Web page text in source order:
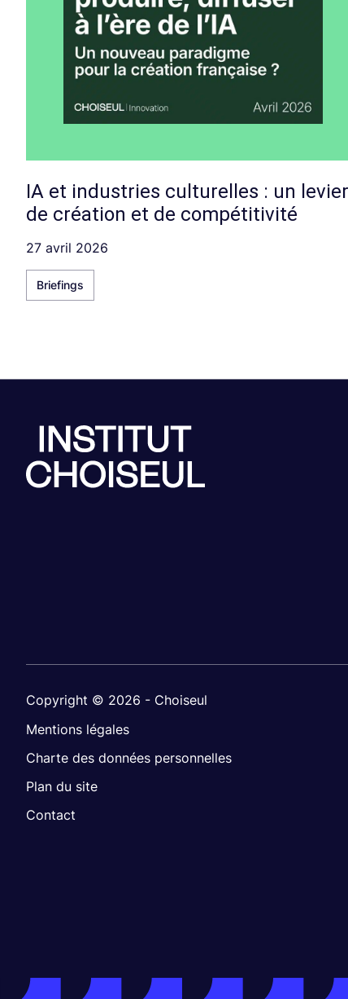
IA et industries culturelles : un levier
de création et de compétitivité
27 avril 2026
Briefings
Copyright © 2026 - Choiseul
Mentions légales
Charte des données personnelles
Plan du site
Contact